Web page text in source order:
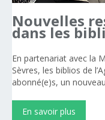
Nouvelles
dans les
En partenariat avec la
Sèvres, les biblios de
abonné(e)s, un
En savoir plus